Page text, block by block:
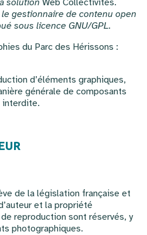
solution Web Collectivités.
gestionnaire de contenu open
sous licence GNU/GPL.
du Parc des Hérissons :
d’éléments graphiques,
générale de composants
interdite.
de la législation française et
et la propriété
reproduction sont réservés, y
photographiques.